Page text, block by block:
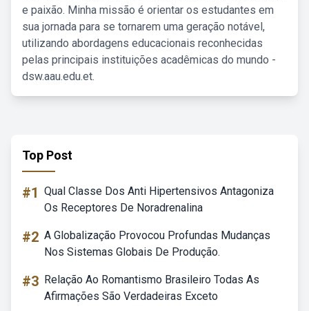
e paixão. Minha missão é orientar os estudantes em
sua jornada para se tornarem uma geração notável,
utilizando abordagens educacionais reconhecidas
pelas principais instituições acadêmicas do mundo -
dsw.aau.edu.et.
Top Post
#1 Qual Classe Dos Anti Hipertensivos Antagoniza
Os Receptores De Noradrenalina
#2 A Globalização Provocou Profundas Mudanças
Nos Sistemas Globais De Produção.
#3 Relação Ao Romantismo Brasileiro Todas As
Afirmações São Verdadeiras Exceto